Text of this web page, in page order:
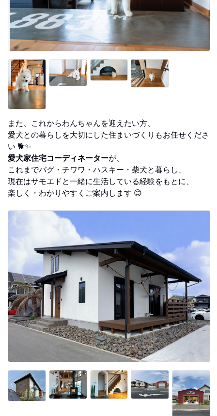
また、これからわんちゃんを迎えたい方、
愛犬との暮らしを大切にした住まいづくりもお任せくださ
い 🐕✨
愛犬家住宅コーディネーターが、
これまでパグ・チワワ・ハスキー・柴犬と暮らし、
現在はサモエドと一緒に生活している経験をもとに、
楽しく・わかりやすくご案内します 😊